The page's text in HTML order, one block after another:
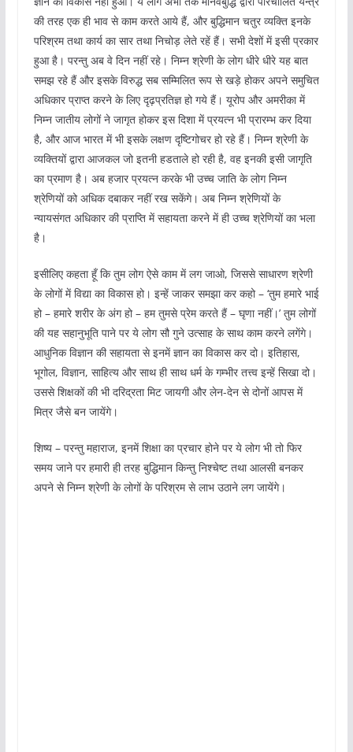
की तरह एक ही भाव से काम करते आये हैं, और बुद्धिमान चतुर व्यक्ति इनके
परिश्रम तथा कार्य का सार तथा निचोड़ लेते रहें हैं। सभी देशों में इसी प्रकार
हुआ है। परन्तु अब वे दिन नहीं रहे। निम्न श्रेणी के लोग धीरे धीरे यह बात
समझ रहे हैं और इसके विरुद्ध सब सम्मिलित रूप से खड़े होकर अपने समुचित
अधिकार प्राप्त करने के लिए दृढ़प्रतिज्ञ हो गये हैं। यूरोप और अमरीका में
निम्न जातीय लोगों ने जागृत होकर इस दिशा में प्रयत्न भी प्रारम्भ कर दिया
है, और आज भारत में भी इसके लक्षण दृष्टिगोचर हो रहे हैं। निम्न श्रेणी के
व्यक्तियों द्वारा आजकल जो इतनी हडताले हो रही है, वह इनकी इसी जागृति
का प्रमाण है। अब हजार प्रयत्न करके भी उच्च जाति के लोग निम्न
श्रेणियों को अधिक दबाकर नहीं रख सकेंगे। अब निम्न श्रेणियों के
न्यायसंगत अधिकार की प्राप्ति में सहायता करने में ही उच्च श्रेणियों का भला
है।
इसीलिए कहता हूँ कि तुम लोग ऐसे काम में लग जाओ, जिससे साधारण श्रेणी
के लोगों में विद्या का विकास हो। इन्हें जाकर समझा कर कहो – ‘तुम हमारे भाई
हो – हमारे शरीर के अंग हो – हम तुमसे प्रेम करते हैं – घृणा नहीं।’ तुम लोगों
की यह सहानुभूति पाने पर ये लोग सौ गुने उत्साह के साथ काम करने लगेंगे।
आधुनिक विज्ञान की सहायता से इनमें ज्ञान का विकास कर दो। इतिहास,
भूगोल, विज्ञान, साहित्य और साथ ही साथ धर्म के गम्भीर तत्त्व इन्हें सिखा दो।
उससे शिक्षकों की भी दरिद्रता मिट जायगी और लेन-देन से दोनों आपस में
मित्र जैसे बन जायेंगे।
शिष्य – परन्तु महाराज, इनमें शिक्षा का प्रचार होने पर ये लोग भी तो फिर
समय जाने पर हमारी ही तरह बुद्धिमान किन्तु निश्चेष्ट तथा आलसी बनकर
अपने से निम्न श्रेणी के लोगों के परिश्रम से लाभ उठाने लग जायेंगे।